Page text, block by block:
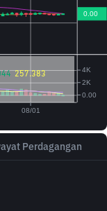
Perdagangan
257.383